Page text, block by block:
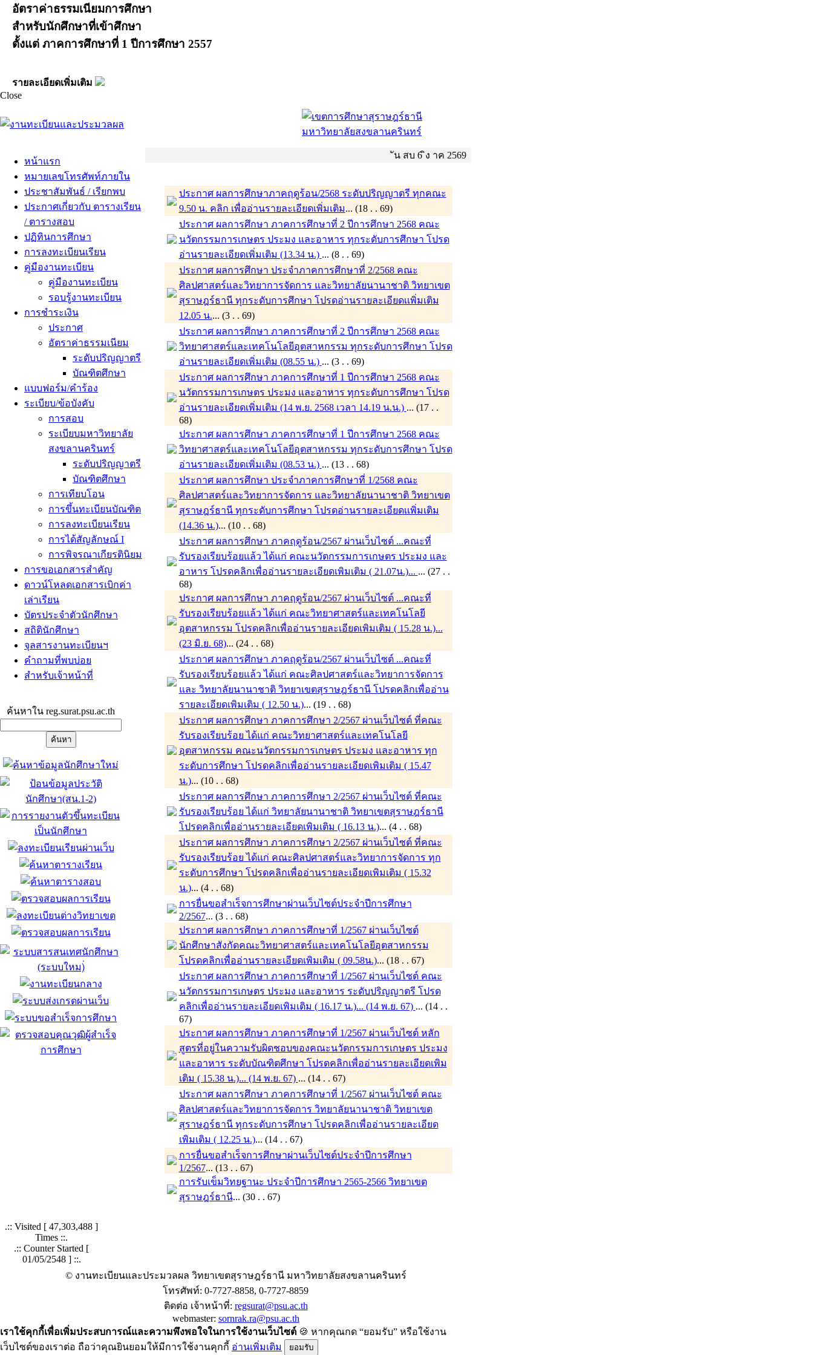
อัตราค่าธรรมเนียมการศึกษา
สำหรับนักศึกษาที่เข้าศึกษา
ตั้งแต่ ภาคการศึกษาที่ 1 ปีการศึกษา 2557
รายละเอียดเพิ่มเติม
Close
หน้าแรก
หมายเลขโทรศัพท์ภายใน
ประชาสัมพันธ์ / เรียกพบ
ประกาศเกี่ยวกับ ตารางเรียน
/ ตารางสอบ
ปฏิทินการศึกษา
การลงทะเบียนเรียน
คู่มืองานทะเบียน
คู่มืองานทะเบียน
รอบรู้งานทะเบียน
การชำระเงิน
ประกาศ
อัตราค่าธรรมเนียม
ระดับปริญญาตรี
บัณฑิตศึกษา
แบบฟอร์ม/คำร้อง
ระเบียบ/ข้อบังคับ
การสอบ
ระเบียบมหาวิทยาลัย
สงขลานครินทร์
ระดับปริญญาตรี
บัณฑิตศึกษา
การเทียบโอน
การขึ้นทะเบียนบัณฑิต
การลงทะเบียนเรียน
การได้สัญลักษณ์ I
การพิจรณาเกียรตินิยม
การขอเอกสารสำคัญ
ดาวน์โหลดเอกสารเบิกค่า
เล่าเรียน
บัตรประจำตัวนักศึกษา
สถิตินักศึกษา
จุลสารงานทะเบียนฯ
คำถามที่พบบ่อย
สำหรับเจ้าหน้าที่
ค้นหาใน reg.surat.psu.ac.th
ัน สบ 6 ิง าค 2569
ประกาศ ผลการศึกษาภาคฤดูร้อน/2568 ระดับปริญญาตรี ทุกคณะ
9.50 น. คลิก เพื่ออ่านรายละเอียดเพิ่มเติม... (18 . . 69)
ประกาศ ผลการศึกษา ภาคการศึกษาที่ 2 ปีการศึกษา 2568 คณะ
นวัตกรรมการเกษตร ประมง และอาหาร ทุกระดับการศึกษา โปรด
อ่านรายละเอียดเพิ่มเติม (13.34 น.) ... (8 . . 69)
ประกาศ ผลการศึกษา ประจำภาคการศึกษาที่ 2/2568 คณะ
ศิลปศาสตร์และวิทยาการจัดการ และวิทยาลัยนานาชาติ วิทยาเขต
สุราษฎร์ธานี ทุกระดับการศึกษา โปรดอ่านรายละเอียดเเพิ่มเติม
12.05 น.... (3 . . 69)
ประกาศ ผลการศึกษา ภาคการศึกษาที่ 2 ปีการศึกษา 2568 คณะ
วิทยาศาสตร์และเทคโนโลยีอุตสาหกรรม ทุกระดับการศึกษา โปรด
อ่านรายละเอียดเพิ่มเติม (08.55 น.) ... (3 . . 69)
ประกาศ ผลการศึกษา ภาคการศึกษาที่ 1 ปีการศึกษา 2568 คณะ
นวัตกรรมการเกษตร ประมง และอาหาร ทุกระดับการศึกษา โปรด
อ่านรายละเอียดเพิ่มเติม (14 พ.ย. 2568 เวลา 14.19 น.น.) ... (17 . .
68)
ประกาศ ผลการศึกษา ภาคการศึกษาที่ 1 ปีการศึกษา 2568 คณะ
วิทยาศาสตร์และเทคโนโลยีอุตสาหกรรม ทุกระดับการศึกษา โปรด
อ่านรายละเอียดเพิ่มเติม (08.53 น.) ... (13 . . 68)
ประกาศ ผลการศึกษา ประจำภาคการศึกษาที่ 1/2568 คณะ
ศิลปศาสตร์และวิทยาการจัดการ และวิทยาลัยนานาชาติ วิทยาเขต
สุราษฎร์ธานี ทุกระดับการศึกษา โปรดอ่านรายละเอียดเเพิ่มเติม
(14.36 น.)... (10 . . 68)
ประกาศ ผลการศึกษา ภาคฤดูร้อน/2567 ผ่านเว็บไซต์ ...คณะที่
รับรองเรียบร้อยแล้ว ได้แก่ คณะนวัตกรรมการเกษตร ประมง และ
อาหาร โปรดคลิกเพื่ออ่านรายละเอียดเพิมเติม ( 21.07น.)... ... (27 . .
68)
ประกาศ ผลการศึกษา ภาคฤดูร้อน/2567 ผ่านเว็บไซต์ ...คณะที่
รับรองเรียบร้อยแล้ว ได้แก่ คณะวิทยาศาสตร์และเทคโนโลยี
อุตสาหกรรม โปรดคลิกเพื่ออ่านรายละเอียดเพิมเติม ( 15.28 น.)...
(23 มิ.ย. 68)... (24 . . 68)
ประกาศ ผลการศึกษา ภาคฤดูร้อน/2567 ผ่านเว็บไซต์ ...คณะที่
รับรองเรียบร้อยแล้ว ได้แก่ คณะศิลปศาสตร์และวิทยาการจัดการ
และ วิทยาลัยนานาชาติ วิทยาเขตสุราษฎร์ธานี โปรดคลิกเพื่ออ่าน
รายละเอียดเพิมเติม ( 12.50 น.)... (19 . . 68)
ประกาศ ผลการศึกษา ภาคการศึกษา 2/2567 ผ่านเว็บไซต์ ที่คณะ
รับรองเรียบร้อย ได้แก่ คณะวิทยาศาสตร์และเทคโนโลยี
อุตสาหกรรม คณะนวัตกรรมการเกษตร ประมง และอาหาร ทุก
ระดับการศึกษา โปรดคลิกเพื่ออ่านรายละเอียดเพิมเติม ( 15.47
น.)... (10 . . 68)
ประกาศ ผลการศึกษา ภาคการศึกษา 2/2567 ผ่านเว็บไซต์ ที่คณะ
รับรองเรียบร้อย ได้แก่ วิทยาลัยนานาชาติ วิทยาเขตสุราษฎร์ธานี
โปรดคลิกเพื่ออ่านรายละเอียดเพิมเติม ( 16.13 น.)... (4 . . 68)
ประกาศ ผลการศึกษา ภาคการศึกษา 2/2567 ผ่านเว็บไซต์ ที่คณะ
รับรองเรียบร้อย ได้แก่ คณะศิลปศาสตร์และวิทยาการจัดการ ทุก
ระดับการศึกษา โปรดคลิกเพื่ออ่านรายละเอียดเพิมเติม ( 15.32
น.)... (4 . . 68)
การยื่นขอสำเร็จการศึกษาผ่านเว็บไซต์ประจำปีการศึกษา
2/2567... (3 . . 68)
ประกาศ ผลการศึกษา ภาคการศึกษาที่ 1/2567 ผ่านเว็บไซต์
นักศึกษาสังกัดคณะวิทยาศาสตร์และเทคโนโลยีอุตสาหกรรม
โปรดคลิกเพื่ออ่านรายละเอียดเพิมเติม ( 09.58น.)... (18 . . 67)
ประกาศ ผลการศึกษา ภาคการศึกษาที่ 1/2567 ผ่านเว็บไซต์ คณะ
นวัตกรรมการเกษตร ประมง และอาหาร ระดับปริญญาตรี โปรด
คลิกเพื่ออ่านรายละเอียดเพิมเติม ( 16.17 น.)... (14 พ.ย. 67) ... (14 . .
67)
ประกาศ ผลการศึกษา ภาคการศึกษาที่ 1/2567 ผ่านเว็บไซต์ หลัก
สูตรที่อยู่ในความรับผิดชอบของคณะนวัตกรรมการเกษตร ประมง
และอาหาร ระดับบัณฑิตศึกษา โปรดคลิกเพื่ออ่านรายละเอียดเพิม
เติม ( 15.38 น.)... (14 พ.ย. 67) ... (14 . . 67)
ประกาศ ผลการศึกษา ภาคการศึกษาที่ 1/2567 ผ่านเว็บไซต์ คณะ
ศิลปศาสตร์และวิทยาการจัดการ วิทยาลัยนานาชาติ วิทยาเขต
สุราษฎร์ธานี ทุกระดับการศึกษา โปรดคลิกเพื่ออ่านรายละเอียด
เพิมเติม ( 12.25 น.)... (14 . . 67)
การยื่นขอสำเร็จการศึกษาผ่านเว็บไซต์ประจำปีการศึกษา
1/2567... (13 . . 67)
การรับเข็มวิทยฐานะ ประจำปีการศึกษา 2565-2566 วิทยาเขต
สุราษฎร์ธานี... (30 . . 67)
.:: Visited [ 47,303,488 ]
Times ::.
.:: Counter Started [
01/05/2548 ] ::.
© งานทะเบียนและประมวลผล วิทยาเขตสุราษฎร์ธานี มหาวิทยาลัยสงขลานครินทร์
โทรศัพท์: 0-7727-8858, 0-7727-8859
ติดต่อ เจ้าหน้าที่: regsurat@psu.ac.th
webmaster: sornrak.ra@psu.ac.th
เราใช้คุกกี้เพื่อเพิ่มประสบการณ์และความพึงพอใจในการใช้งานเว็บไซต์ 🍪 หากคุณกด “ยอมรับ” หรือใช้งาน
เว็บไซต์ของเราต่อ ถือว่าคุณยินยอมให้มีการใช้งานคุกกี้ อ่านเพิ่มเติม ยอมรับ